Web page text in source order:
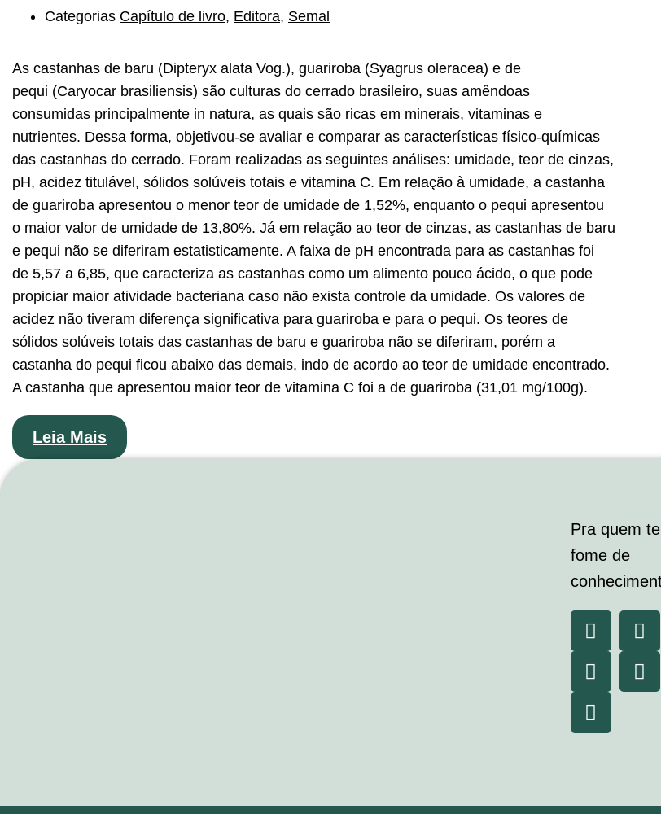
Categorias Capítulo de livro, Editora, Semal
As castanhas de baru (Dipteryx alata Vog.), guariroba (Syagrus oleracea) e de
pequi (Caryocar brasiliensis) são culturas do cerrado brasileiro, suas amêndoas
consumidas principalmente in natura, as quais são ricas em minerais, vitaminas e
nutrientes. Dessa forma, objetivou-se avaliar e comparar as características físico-químicas
das castanhas do cerrado. Foram realizadas as seguintes análises: umidade, teor de cinzas,
pH, acidez titulável, sólidos solúveis totais e vitamina C. Em relação à umidade, a castanha
de guariroba apresentou o menor teor de umidade de 1,52%, enquanto o pequi apresentou
o maior valor de umidade de 13,80%. Já em relação ao teor de cinzas, as castanhas de baru
e pequi não se diferiram estatisticamente. A faixa de pH encontrada para as castanhas foi
de 5,57 a 6,85, que caracteriza as castanhas como um alimento pouco ácido, o que pode
propiciar maior atividade bacteriana caso não exista controle da umidade. Os valores de
acidez não tiveram diferença significativa para guariroba e para o pequi. Os teores de
sólidos solúveis totais das castanhas de baru e guariroba não se diferiram, porém a
castanha do pequi ficou abaixo das demais, indo de acordo ao teor de umidade encontrado.
A castanha que apresentou maior teor de vitamina C foi a de guariroba (31,01 mg/100g).
Leia Mais
Pra quem
fome de